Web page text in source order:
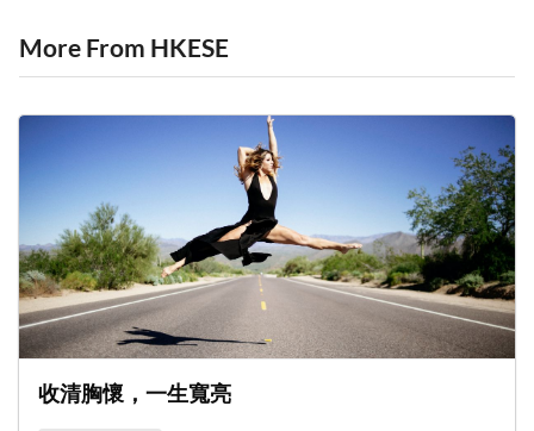
More From HKESE
收清胸懷，一生寬亮